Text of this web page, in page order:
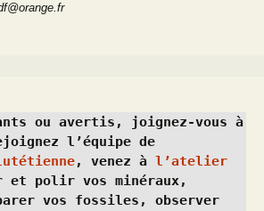
ou avertis, joignez-vous à
, venez à l’atelier
polir vos minéraux,
vos fossiles, observer